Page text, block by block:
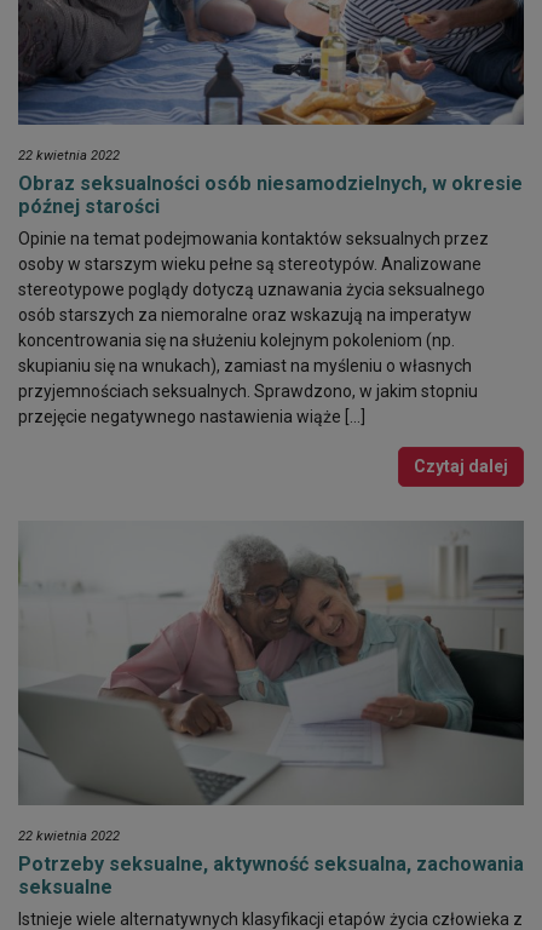
22 kwietnia 2022
Obraz seksualności osób niesamodzielnych, w okresie
późnej starości
Opinie na temat podejmowania kontaktów seksualnych przez
osoby w starszym wieku pełne są stereotypów. Analizowane
stereotypowe poglądy dotyczą uznawania życia seksualnego
osób starszych za niemoralne oraz wskazują na imperatyw
koncentrowania się na służeniu kolejnym pokoleniom (np.
skupianiu się na wnukach), zamiast na myśleniu o własnych
przyjemnościach seksualnych. Sprawdzono, w jakim stopniu
przejęcie negatywnego nastawienia wiąże […]
Czytaj dalej
22 kwietnia 2022
Potrzeby seksualne, aktywność seksualna, zachowania
seksualne
Istnieje wiele alternatywnych klasyfikacji etapów życia człowieka z